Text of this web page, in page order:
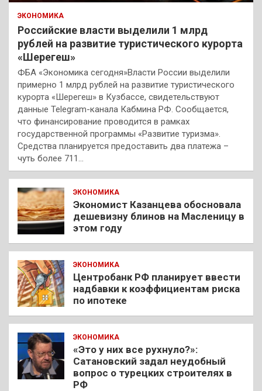
ЭКОНОМИКА
Российские власти выделили 1 млрд
рублей на развитие туристического курорта
«Шерегеш»
ФБА «Экономика сегодня»Власти России выделили
примерно 1 млрд рублей на развитие туристического
курорта «Шерегеш» в Кузбассе, свидетельствуют
данные Telegram-канала Кабмина РФ. Сообщается,
что финансирование проводится в рамках
государственной программы «Развитие туризма».
Средства планируется предоставить два платежа –
чуть более 711…
ЭКОНОМИКА
Экономист Казанцева обосновала
дешевизну блинов на Масленицу в
этом году
ЭКОНОМИКА
Центробанк РФ планирует ввести
надбавки к коэффициентам риска
по ипотеке
ЭКОНОМИКА
«Это у них все рухнуло?»:
Сатановский задал неудобный
вопрос о турецких строителях в
РФ